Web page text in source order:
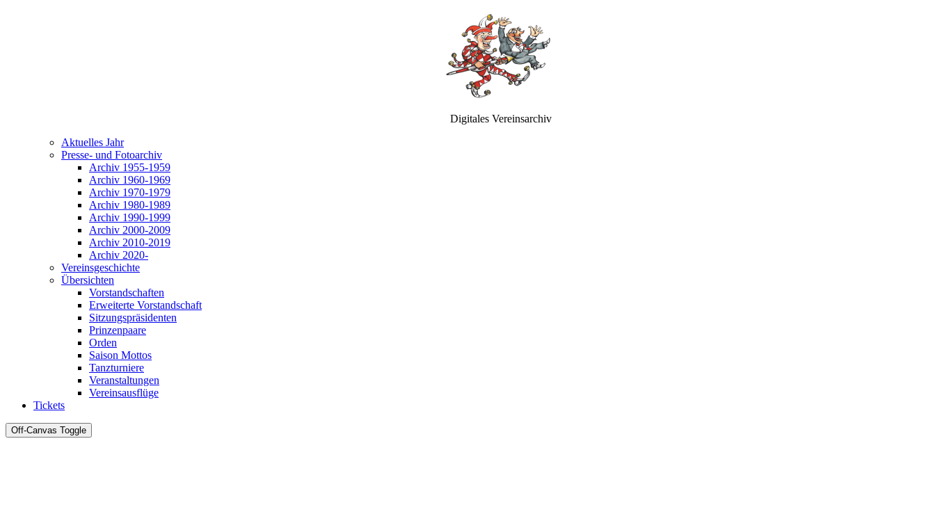
Digitales Vereinsarchiv
Aktuelles Jahr
Presse- und Fotoarchiv
Archiv 1955-1959
Archiv 1960-1969
Archiv 1970-1979
Archiv 1980-1989
Archiv 1990-1999
Archiv 2000-2009
Archiv 2010-2019
Archiv 2020-
Vereinsgeschichte
Übersichten
Vorstandschaften
Erweiterte Vorstandschaft
Sitzungspräsidenten
Prinzenpaare
Orden
Saison Mottos
Tanzturniere
Veranstaltungen
Vereinsausflüge
Tickets
Off-Canvas Toggle